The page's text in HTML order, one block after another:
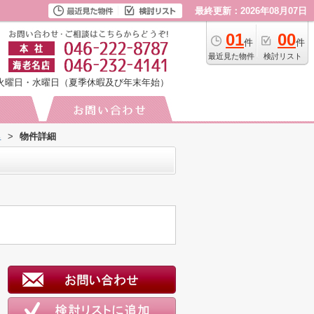
最終更新：2026年08月07日
01件
最近見た物件
00件
検討リスト
曜日・水曜日（夏季休暇及び年末年始）
> 物件詳細